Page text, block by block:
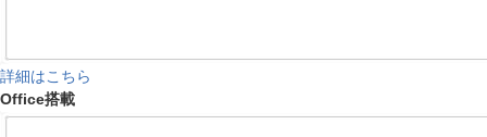
詳細はこちら
Office搭載